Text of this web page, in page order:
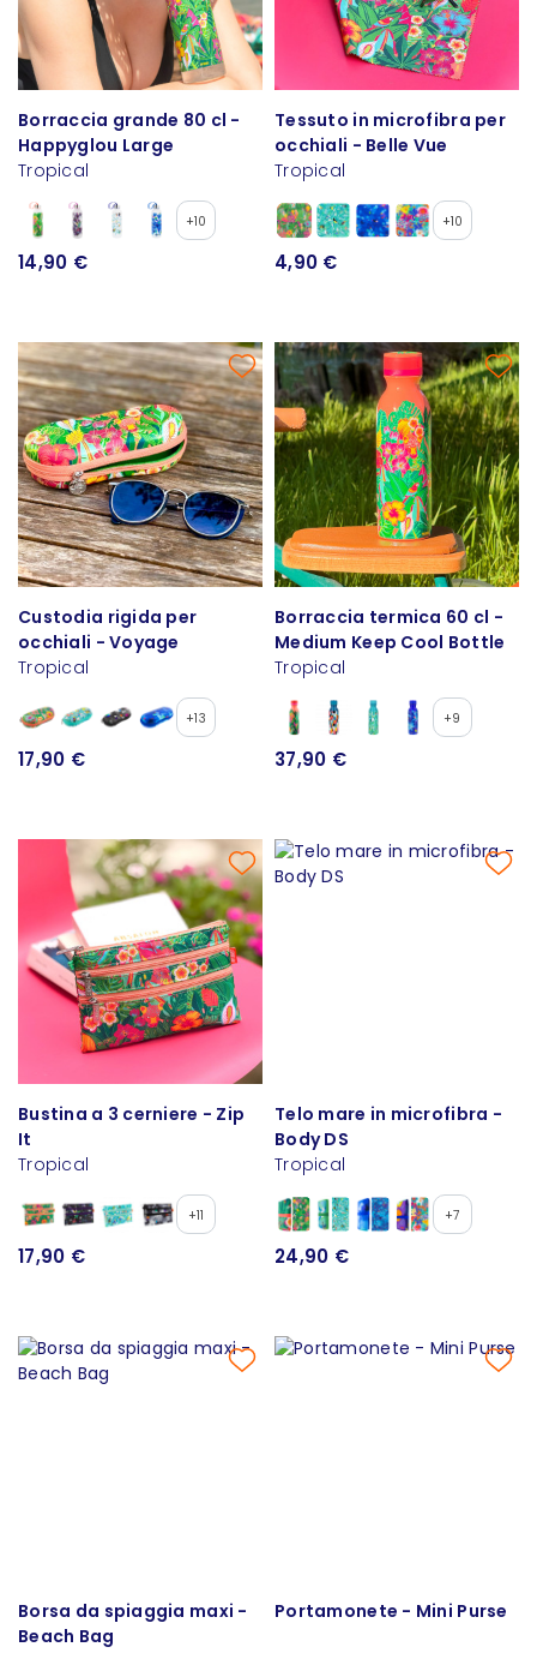
Borraccia grande 80 cl -
Happyglou Large
Tropical
+10
14,90 €
Tessuto in microfibra per
occhiali - Belle Vue
Tropical
+10
4,90 €
Custodia rigida per
occhiali - Voyage
Tropical
+13
17,90 €
Borraccia termica 60 cl -
Medium Keep Cool Bottle
Tropical
+9
37,90 €
Bustina a 3 cerniere - Zip
It
Tropical
+11
17,90 €
Telo mare in microfibra -
Body DS
Tropical
+7
24,90 €
Borsa da spiaggia maxi -
Beach Bag
Portamonete - Mini Purse